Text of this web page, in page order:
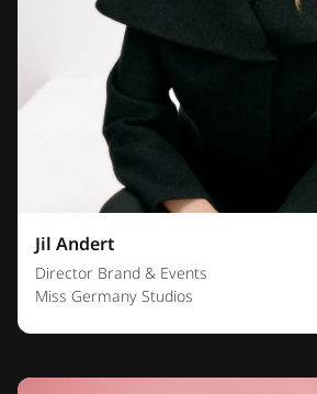
Jil Andert
Director Brand & Events
Miss Germany Studios